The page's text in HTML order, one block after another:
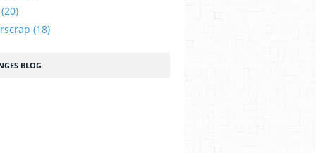
(18)
BLOG